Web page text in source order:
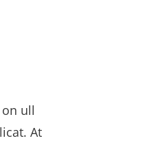
ull
At